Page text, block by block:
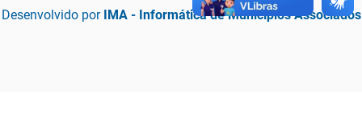
Desenvolvido por IMA - Informática de Municípios Associados